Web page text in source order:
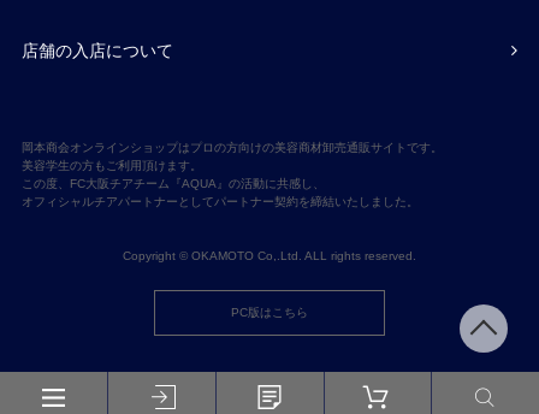
店舗の入店について
岡本商会オンラインショップはプロの方向けの美容商材卸売通販サイトです。
美容学生の方もご利用頂けます。
この度、FC大阪チアチーム『AQUA』の活動に共感し、
オフィシャルチアパートナーとしてパートナー契約を締結いたしました。
Copyright © OKAMOTO Co,.Ltd. ALL rights reserved.
PC版はこちら